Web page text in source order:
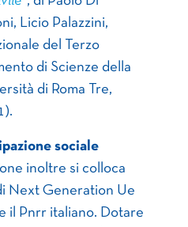
Licio Palazzini,
del Terzo
di Scienze della
di Roma Tre,
sociale
inoltre si colloca
Next Generation Ue
il Pnrr italiano. Dotare